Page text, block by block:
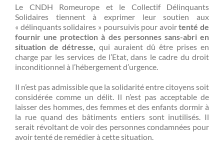
Le CNDH Romeurope et le Collectif Délinquants
Solidaires tiennent à exprimer leur soutien aux
« délinquants solidaires » poursuivis pour avoirtenté de
fournir une protection à des personnes sans-abri en
situation de détresse,qui auraient dû être prises en
charge par les services de l’Etat, dans le cadre du droit
inconditionnel à l’hébergement d’urgence.
Il n’est pas admissible que la solidarité entre citoyens soit
considérée comme un délit. Il n’est pas acceptable de
laisser des hommes, des femmes et des enfants dormir à
la rue quand des bâtiments entiers sont inutilisés. Il
serait révoltant de voir des personnes condamnées pour
avoir tenté de remédier à cette situation.